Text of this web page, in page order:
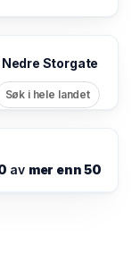
Storgate
Søk i hele landet
av mer enn 50